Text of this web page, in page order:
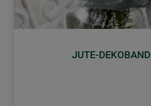
JUTE-DEKOBAND
Zurück